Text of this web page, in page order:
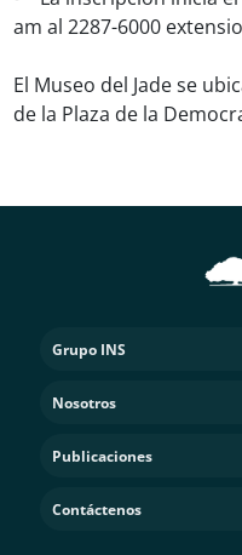
am al 2287-6000
El Museo del Jade se
de la Plaza de la
Grupo INS
Nosotros
Publicaciones
Contáctenos